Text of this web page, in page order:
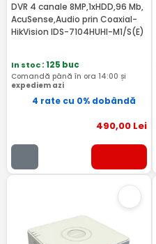
DVR 4 canale 8MP,1xHDD,96 Mb,
AcuSense,Audio prin Coaxial-
HikVision IDS-7104HUHI-M1/S(E)
In stoc: 125 buc
Comandă până în ora 14:00 și
expediem azi
4 rate cu 0% dobândă
490,00Lei